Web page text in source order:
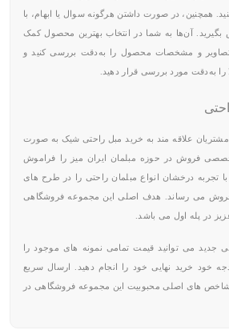
همچنین، در صورت داشتن هرگونه سوال یا ابهام، با
بگیرید. آن‌ها به شما در انتخاب بهترین محصول کمک
تصاویر و مشخصات محصول را به‌دقت بررسی کنید و
به‌دقت مورد بررسی قرار دهید.
مشتریان علاقه مند به خرید مبل راحتی شیک به صورت
فروش در حوزه مبلمان ایران میز را فراموش
با تجربه درخشان انواع مبلمان راحتی را در طرح های
می رساند. هدف اصلی این مجموعه فروشگاهی
در پله اول می باشد.
جدید می توانید قیمت تمامی نمونه های موجود را
خود خرید نهایی خود را انجام دهید. ارسال سریع
های اصلی محبوبیت این مجموعه فروشگاهی در